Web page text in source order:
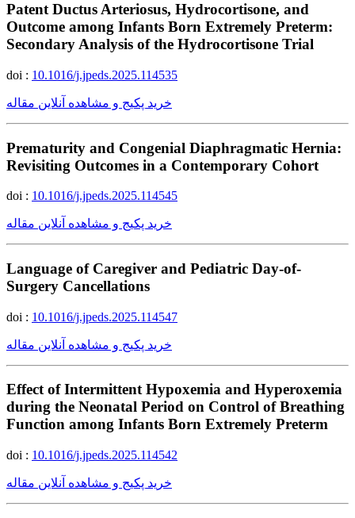
Patent Ductus Arteriosus, Hydrocortisone, and
Outcome among Infants Born Extremely Preterm:
Secondary Analysis of the Hydrocortisone Trial
doi : 10.1016/j.jpeds.2025.114535
خرید پکیج و مشاهده آنلاین مقاله
Prematurity and Congenial Diaphragmatic Hernia:
Revisiting Outcomes in a Contemporary Cohort
doi : 10.1016/j.jpeds.2025.114545
خرید پکیج و مشاهده آنلاین مقاله
Language of Caregiver and Pediatric Day-of-
Surgery Cancellations
doi : 10.1016/j.jpeds.2025.114547
خرید پکیج و مشاهده آنلاین مقاله
Effect of Intermittent Hypoxemia and Hyperoxemia
during the Neonatal Period on Control of Breathing
Function among Infants Born Extremely Preterm
doi : 10.1016/j.jpeds.2025.114542
خرید پکیج و مشاهده آنلاین مقاله